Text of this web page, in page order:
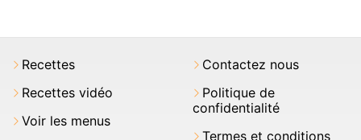
Recettes
Recettes vidéo
Voir les menus
Contactez nous
Politique de
confidentialité
Termes et conditions